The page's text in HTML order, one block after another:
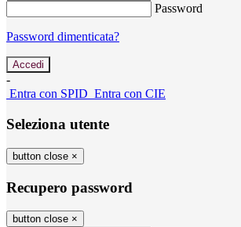
Password
Password dimenticata?
-
Entra con SPID Entra con CIE
Seleziona utente
button close ×
Recupero password
button close ×